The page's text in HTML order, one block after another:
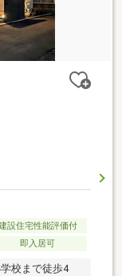
設住宅性能評価付
即入居可
校まで徒歩4